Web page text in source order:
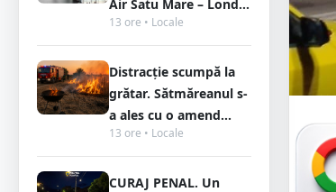
Air Satu Mare – Lond...
13 ore • Locale
Distracție scumpă la
grătar. Sătmăreanul s-
a ales cu o amend...
13 ore • Locale
CURAJ PENAL. Un